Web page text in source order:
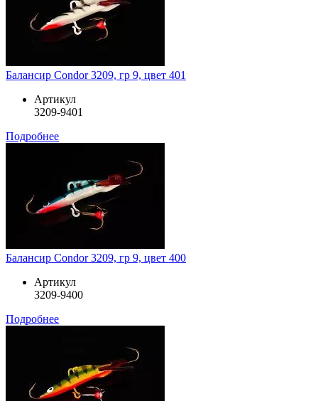
Балансир Condor 3209, гр 9, цвет 401
Артикул
3209-9401
Подробнее
Балансир Condor 3209, гр 9, цвет 400
Артикул
3209-9400
Подробнее